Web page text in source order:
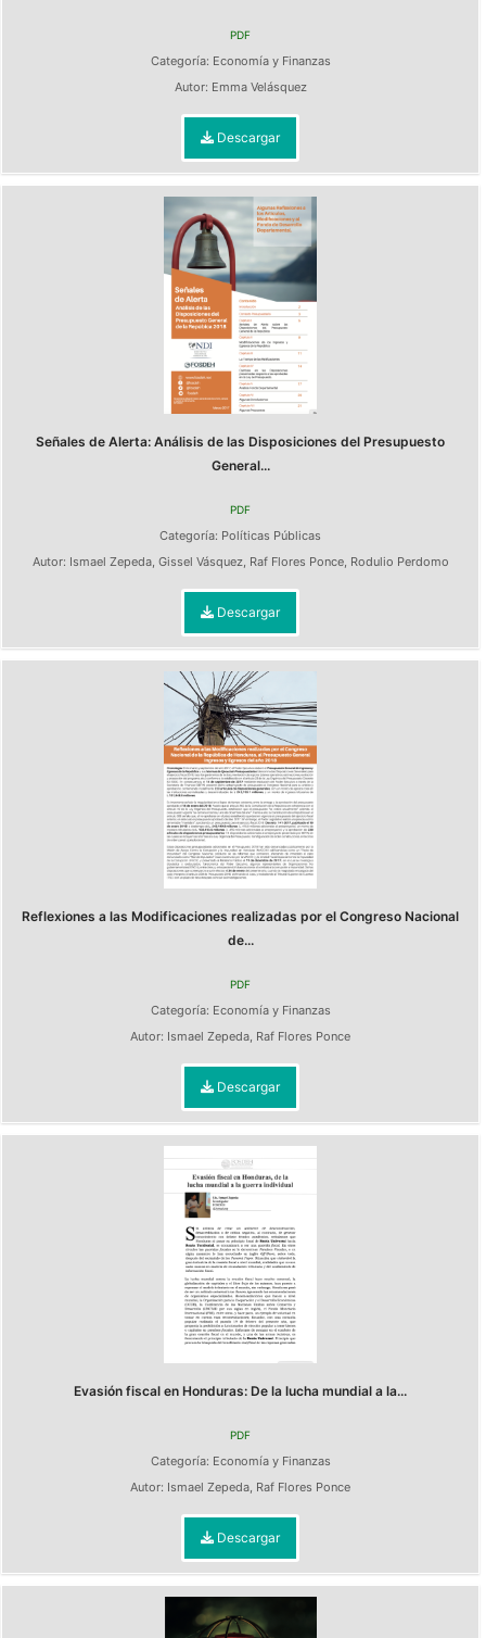
PDF
Categoría: Economía y Finanzas
Autor: Emma Velásquez
Descargar
Señales de Alerta: Análisis de las Disposiciones del Presupuesto
General...
PDF
Categoría: Políticas Públicas
Autor: Ismael Zepeda, Gissel Vásquez, Raf Flores Ponce, Rodulio Perdomo
Descargar
Reflexiones a las Modificaciones realizadas por el Congreso Nacional
de...
PDF
Categoría: Economía y Finanzas
Autor: Ismael Zepeda, Raf Flores Ponce
Descargar
Evasión fiscal en Honduras: De la lucha mundial a la...
PDF
Categoría: Economía y Finanzas
Autor: Ismael Zepeda, Raf Flores Ponce
Descargar